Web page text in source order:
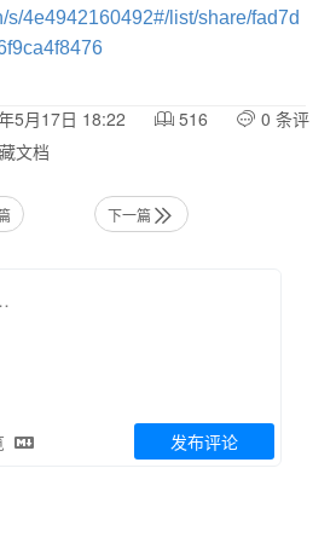
s/4e4942160492#/list/share/fad7d
5月17日 18:22 516
0 条评
文档
下一篇
发布评论